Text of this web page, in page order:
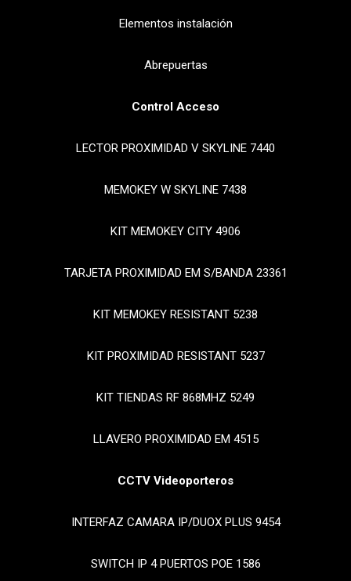
Elementos instalación
Abrepuertas
Control Acceso
LECTOR PROXIMIDAD V SKYLINE 7440
MEMOKEY W SKYLINE 7438
KIT MEMOKEY CITY 4906
TARJETA PROXIMIDAD EM S/BANDA 23361
KIT MEMOKEY RESISTANT 5238
KIT PROXIMIDAD RESISTANT 5237
KIT TIENDAS RF 868MHZ 5249
LLAVERO PROXIMIDAD EM 4515
CCTV Videoporteros
INTERFAZ CAMARA IP/DUOX PLUS 9454
SWITCH IP 4 PUERTOS POE 1586